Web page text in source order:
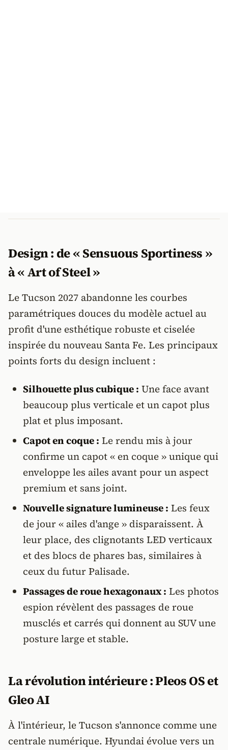
Design : de « Sensuous Sportiness »
à « Art of Steel »
Le Tucson 2027 abandonne les courbes
paramétriques douces du modèle actuel au
profit d'une esthétique robuste et ciselée
inspirée du nouveau Santa Fe. Les principaux
points forts du design incluent :
Silhouette plus cubique : Une face avant
beaucoup plus verticale et un capot plus
plat et plus imposant.
Capot en coque : Le rendu mis à jour
confirme un capot « en coque » unique qui
enveloppe les ailes avant pour un aspect
premium et sans joint.
Nouvelle signature lumineuse : Les feux
de jour « ailes d'ange » disparaissent. À
leur place, des clignotants LED verticaux
et des blocs de phares bas, similaires à
ceux du futur Palisade.
Passages de roue hexagonaux : Les photos
espion révèlent des passages de roue
musclés et carrés qui donnent au SUV une
posture large et stable.
La révolution intérieure : Pleos OS et
Gleo AI
À l'intérieur, le Tucson s'annonce comme une
centrale numérique. Hyundai évolue vers un